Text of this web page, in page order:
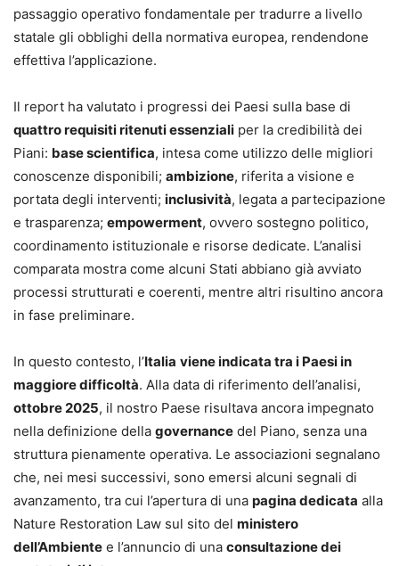
passaggio operativo fondamentale per tradurre a livello
statale gli obblighi della normativa europea, rendendone
effettiva l’applicazione.
Il report ha valutato i progressi dei Paesi sulla base di
quattro requisiti ritenuti essenziali per la credibilità dei
Piani: base scientifica, intesa come utilizzo delle migliori
conoscenze disponibili; ambizione, riferita a visione e
portata degli interventi; inclusività, legata a partecipazione
e trasparenza; empowerment, ovvero sostegno politico,
coordinamento istituzionale e risorse dedicate. L’analisi
comparata mostra come alcuni Stati abbiano già avviato
processi strutturati e coerenti, mentre altri risultino ancora
in fase preliminare.
In questo contesto, l’Italia viene indicata tra i Paesi in
maggiore difficoltà. Alla data di riferimento dell’analisi,
ottobre 2025, il nostro Paese risultava ancora impegnato
nella definizione della governance del Piano, senza una
struttura pienamente operativa. Le associazioni segnalano
che, nei mesi successivi, sono emersi alcuni segnali di
avanzamento, tra cui l’apertura di una pagina dedicata alla
Nature Restoration Law sul sito del ministero
dell’Ambiente e l’annuncio di una consultazione dei